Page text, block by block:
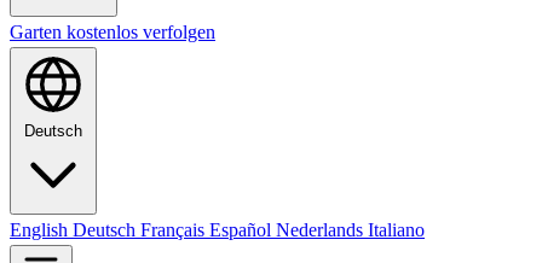
Garten kostenlos verfolgen
Deutsch
English Deutsch Français Español Nederlands Italiano